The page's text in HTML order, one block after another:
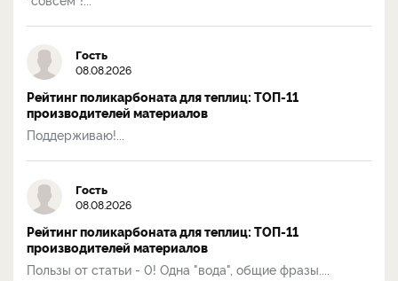
Гость
08.08.2026
Рейтинг поликарбоната для теплиц: ТОП-11
производителей материалов
Поддерживаю!...
Гость
08.08.2026
Рейтинг поликарбоната для теплиц: ТОП-11
производителей материалов
Пользы от статьи - 0! Одна "вода", общие фразы....